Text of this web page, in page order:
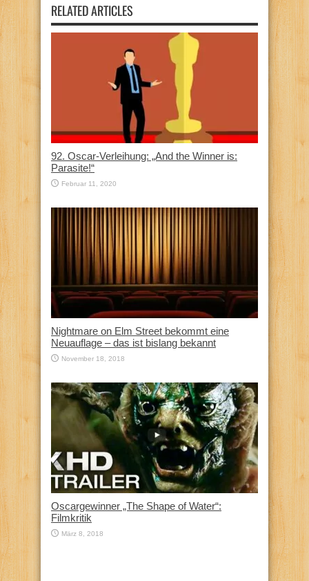
RELATED ARTICLES
92. Oscar-Verleihung: „And the Winner is:
Parasite!“
Februar 11, 2020
Nightmare on Elm Street bekommt eine
Neuauflage – das ist bislang bekannt
November 18, 2018
Oscargewinner „The Shape of Water“:
Filmkritik
März 8, 2018